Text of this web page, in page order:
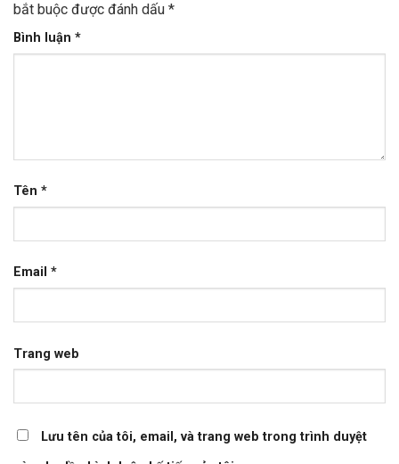
bắt buộc được đánh dấu *
Bình luận *
Tên *
Email *
Trang web
Lưu tên của tôi, email, và trang web trong trình duyệt